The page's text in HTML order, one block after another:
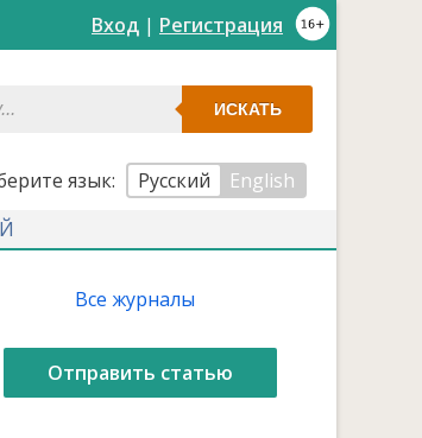
Вход | Регистрация
ИСКАТЬ
язык: Русский
English
Все журналы
Отправить статью